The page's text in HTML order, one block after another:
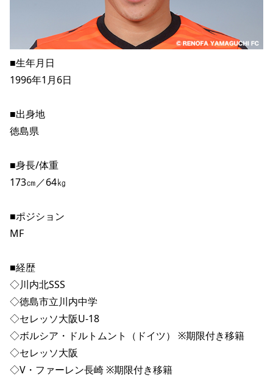
■生年月日
1996年1月6日
■出身地
徳島県
■身長/体重
173㎝／64㎏
■ポジション
MF
■経歴
◇川内北SSS
◇徳島市立川内中学
◇セレッソ大阪U-18
◇ボルシア・ドルトムント（ドイツ） ※期限付き移籍
◇セレッソ大阪
◇V・ファーレン長崎 ※期限付き移籍